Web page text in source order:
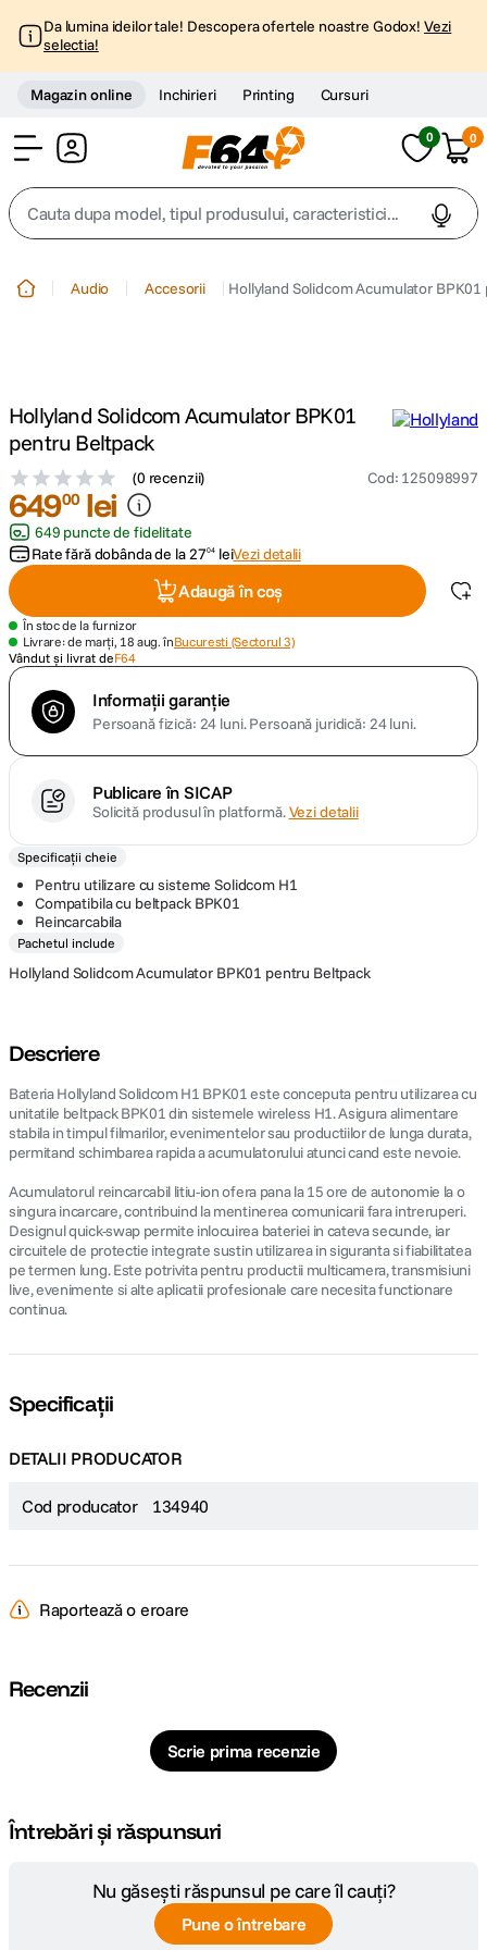
Da lumina ideilor tale! Descopera ofertele noastre Godox! Vezi
selectia!
Magazin online Inchirieri Printing Cursuri
0 0
Cauta dupa model, tipul produsului, caracteristici...
trepied telefon
4. peak design
5. canon sx740 hs
7. card memorie
8. dji mic mini
10. insta 360
Audio Accesorii Hollyland Solidcom Acumulator
Hollyland Solidcom Acumulator BPK01
pentru Beltpack
(0 recenzii) Cod: 125098997
64900 lei
649 puncte de fidelitate
Rate fără dobânda de la2704 leiVezi detalii
Adaugă în coș
În stoc de la furnizor
Livrare: de marți, 18 aug. înBucuresti (Sectorul 3)
Vândut și livrat deF64
Informații garanție
Persoană fizică: 24 luni.Persoană juridică: 24 luni.
Publicare în SICAP
Solicită produsul în platformă.Vezi detalii
Specificații cheie
Pentru utilizare cu sisteme Solidcom H1
Compatibila cu beltpack BPK01
Reincarcabila
Pachetul include
Hollyland Solidcom Acumulator BPK01 pentru Beltpack
Descriere
Bateria Hollyland Solidcom H1 BPK01 este conceputa pentru utilizarea cu
unitatile beltpack BPK01 din sistemele wireless H1. Asigura alimentare
stabila in timpul filmarilor, evenimentelor sau productiilor de lunga durata,
permitand schimbarea rapida a acumulatorului atunci cand este nevoie.
Acumulatorul reincarcabil litiu-ion ofera pana la 15 ore de autonomie la o
singura incarcare, contribuind la mentinerea comunicarii fara intreruperi.
Designul quick-swap permite inlocuirea bateriei in cateva secunde, iar
circuitele de protectie integrate sustin utilizarea in siguranta si fiabilitatea
pe termen lung. Este potrivita pentru productii multicamera, transmisiuni
live, evenimente si alte aplicatii profesionale care necesita functionare
continua.
Specificații
DETALII PRODUCATOR
Cod producator 134940
Raportează o eroare
Recenzii
Scrie prima recenzie
Întrebări și răspunsuri
Nu găsești răspunsul pe care îl cauți?
Pune o întrebare